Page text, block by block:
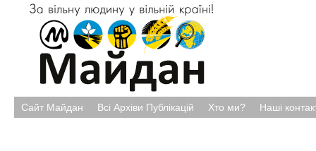
Сайт Майдан Всі Архіви Публікацій Хто ми? Наші